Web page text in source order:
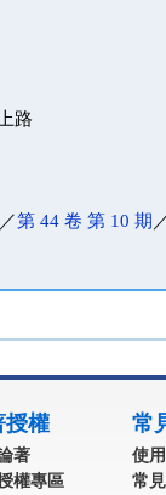
路
／第 44 卷 第 10 期
授權
著
權專區
常
使
常